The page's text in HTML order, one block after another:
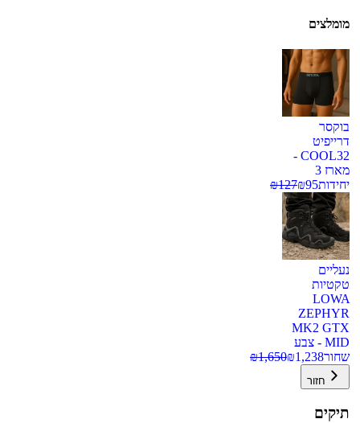
מומלצים
בוקסר
דרייפיט
COOL32 -
מארז 3
יחידות
₪95
₪127
נעליים
טקטיות
LOWA
ZEPHYR
MK2 GTX
MID - צבע
שחור
₪1,238
₪1,650
חזור
תיקים